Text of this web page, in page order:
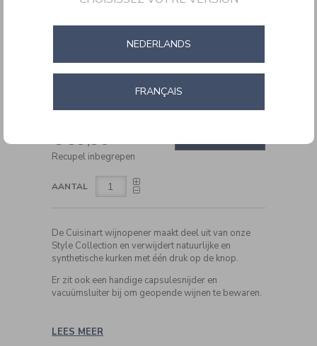
CWO50E.html
CART
ACTIONS
€ 59,90
Recupel inbegrepen
AANTAL
De Cuisinart wijnopener maakt deel uit van onze
Style Collection en verwijdert natuurlijke en
synthetische kurken met één druk op de knop.
Er zit ook een handige capsulesnijder en
vacuümsluiter bij om geopende wijnen te bewaren.
LEES MEER
NEDERLANDS
FRANÇAIS